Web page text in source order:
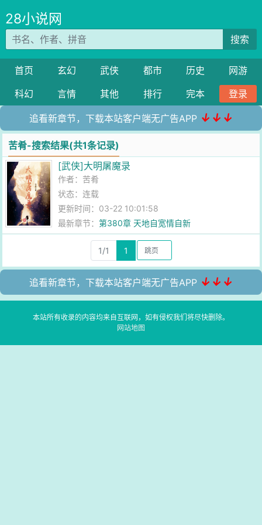
28小说网
搜索
首页 玄幻 武侠 都市 历史
网游
科幻
言情 其他 排行 完本 登录
追看新章节，下载本站客户端无广告APP ↓↓↓
苦肴-搜索结果(共1条记录)
[武侠]大明屠魔录
作者： 苦肴
状态：连载
更新时间：03-22 10:01:58
最新章节：第380章 天地自宽情自新
1/1 1
追看新章节，下载本站客户端无广告APP ↓↓↓
本站所有收录的内容均来自互联网，如有侵权我们将尽快删除。
网站地图